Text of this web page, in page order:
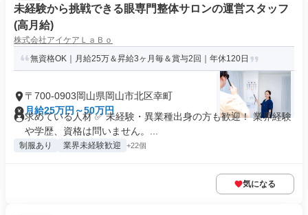
未経験から挑戦できる眼専門整体サロンの運営スタッフ
(高月給)
株式会社アイケアＬａＢｏ
無資格OK｜月給25万＆昇給3ヶ月毎＆賞与2回｜年休120日
〒700-0903岡山県岡山市北区幸町
月給25万円～50万円
求めている人材 ✅ 未経験・異業種出身の方も歓迎！ 業界経験
や学歴、資格は問いません。...
制服あり 業界未経験歓迎 +22個
気になる